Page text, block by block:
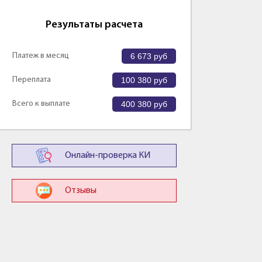
Результаты расчета
Платеж в месяц 6 673 руб
Переплата 100 380 руб
Всего к выплате 400 380 руб
Онлайн-проверка КИ
Отзывы